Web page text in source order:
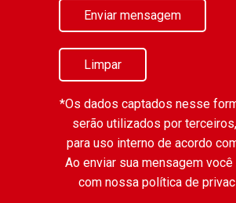
Enviar mensagem
Limpar
*Os dados captados nesse
serão utilizados por
para uso interno de acordo
Ao enviar sua mensagem
com nossa política de